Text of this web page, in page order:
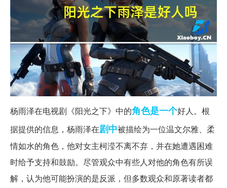
杨雨泽在电视剧《阳光之下》中的角色是一个好人。根
据提供的信息，杨雨泽在剧中被描绘为一位温文尔雅、柔
情如水的角色，他对女主柯滢不离不弃，并在她遭遇困难
时给予支持和鼓励。尽管观众中有些人对他的角色有所误
解，认为他可能扮演的是反派，但多数观众和原著读者都